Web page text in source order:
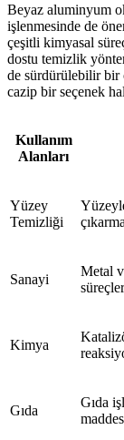
Beyaz aluminyum
işlenmesinde de
çeşitli kimyasal
dostu temizlik
de sürdürülebilir bir
cazip bir seçenek
Kullanım
Alanları
Yüzey
Temizliği
Sanayi
Metal
Kimya
Gıda
Gıda